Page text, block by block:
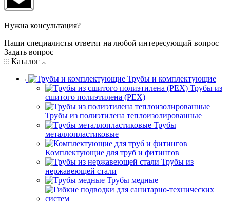
Нужна консультация?
Наши специалисты ответят на любой интересующий вопрос
Задать вопрос
Каталог
Трубы и комплектующие
Трубы из
сшитого полиэтилена (PEX)
Трубы из полиэтилена теплоизолированные
Трубы
металлопластиковые
Комплектующие для труб и фитингов
Трубы из
нержавеющей стали
Трубы медные